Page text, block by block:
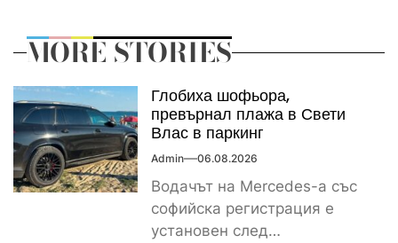
MORE STORIES
Глобиха шофьора,
превърнал плажа в Свети
Влас в паркинг
Admin 06.08.2026
Водачът на Mercedes-а със
софийска регистрация е
установен след